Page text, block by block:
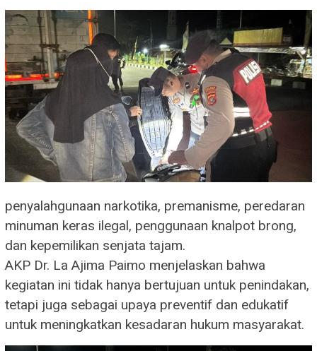
penyalahgunaan narkotika, premanisme, peredaran
minuman keras ilegal, penggunaan knalpot brong,
dan kepemilikan senjata tajam.
​AKP Dr. La Ajima Paimo menjelaskan bahwa
kegiatan ini tidak hanya bertujuan untuk penindakan,
tetapi juga sebagai upaya preventif dan edukatif
untuk meningkatkan kesadaran hukum masyarakat.